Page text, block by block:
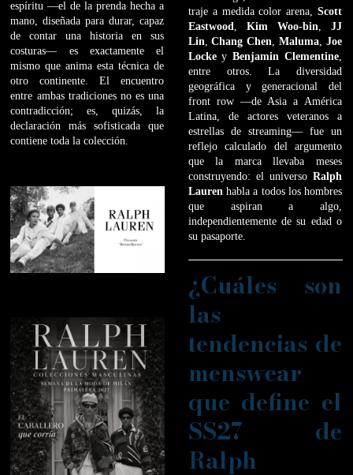
espíritu —el de la prenda hecha a
mano, diseñada para durar, capaz
de contar una historia en sus
costuras— es exactamente el
mismo que anima esta técnica de
otro continente. El encuentro
entre ambas tradiciones no es una
contradicción; es, quizás, la
declaración más sofisticada que
contiene toda la colección.
traje a medida color arena, Scott
Eastwood
Kim Woo-bin
JJ
Lin Chang Chen Maluma, Joe
Lockey Benjamin Clementine,
entre otros. La diversidad
geográfica y generacional del
front row —de Asia a América
Latina, de actores veteranos a
estrellas de streaming— fue un
reflejo calculado del argumento
que la marca llevaba meses
construyendo: el universo Ralph
Lauren habla a todos los hombres
que aspiran a algo,
independientemente de su edad o
su pasaporte.
¿Cuáles son
las
tendencias de
menswear
que define el
SS27 de
Ralph